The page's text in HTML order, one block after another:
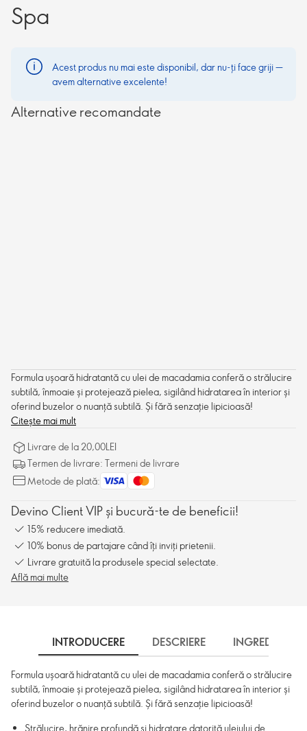
Spa
Acest produs nu mai este disponibil, dar nu-ți face griji —
avem alternative excelente!
Alternative recomandate
Formula ușoară hidratantă cu ulei de macadamia conferă o strălucire
subtilă, înmoaie și protejează pielea, sigilând hidratarea în interior și
oferind buzelor o nuanță subtilă. Și fără senzație lipicioasă!
Citește mai mult
Livrare de la 20,00LEI
Termen de livrare: Termeni de livrare
Metode de plată:
Devino Client VIP și bucură-te de beneficii!
15% reducere imediată.
10% bonus de partajare când îți inviți prietenii.
Livrare gratuită la produsele special selectate.
Află mai multe
INTRODUCERE DESCRIERE INGREDIENTE
Formula ușoară hidratantă cu ulei de macadamia conferă o strălucire
subtilă, înmoaie și protejează pielea, sigilând hidratarea în interior și
oferind buzelor o nuanță subtilă. Și fără senzație lipicioasă!
Strălucire, hrănire profundă și hidratare datorită uleiului de